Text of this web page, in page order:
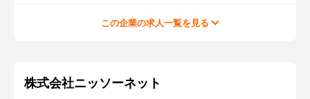
この企業の求人一覧を見る
株式会社ニッソーネット